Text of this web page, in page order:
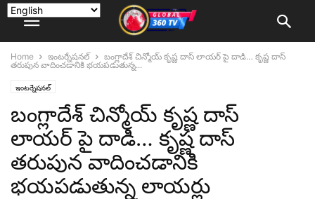
Home ఇంటర్నేషనల్
బంగ్లాదేశ్ చిన్మోయ్ కృష్ణ దాస్ లాయర్ పై దాడి… కృష్ణ దాస్
తరుపున వాదించడానికి భయపడుతున్న...
ఇంటర్నేషనల్
బంగ్లాదేశ్ చిన్మోయ్ కృష్ణ దాస్
లాయర్ పై దాడి… కృష్ణ దాస్
తరుపున వాదించడానికి
భయపడుతున్న లాయర్లు